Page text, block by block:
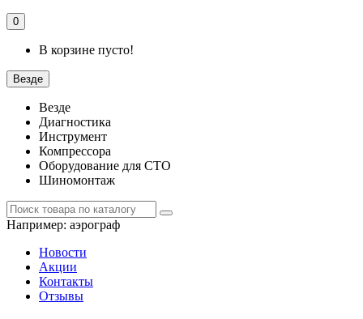
0
В корзине пусто!
Везде
Везде
Диагностика
Инструмент
Компрессора
Оборудование для СТО
Шиномонтаж
Например: аэрограф
Новости
Акции
Контакты
Отзывы